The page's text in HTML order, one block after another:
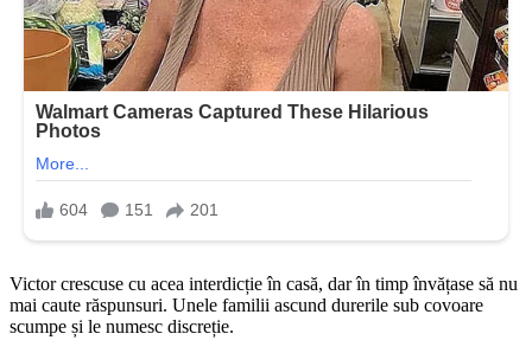
Victor crescuse cu acea interdicție în casă, dar în timp învățase să nu
mai caute răspunsuri. Unele familii ascund durerile sub covoare
scumpe și le numesc discreție.